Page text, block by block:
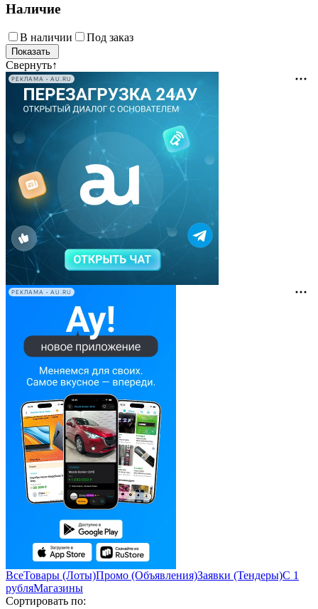
Наличие
В наличии Под заказ
Свернуть↑
РЕКЛАМА • AU.RU
РЕКЛАМА • AU.RU
ВсеТовары (Лоты)Промо (Объявления)Заявки (Тендеры)С 1
рубляМагазины
Сортировать по: